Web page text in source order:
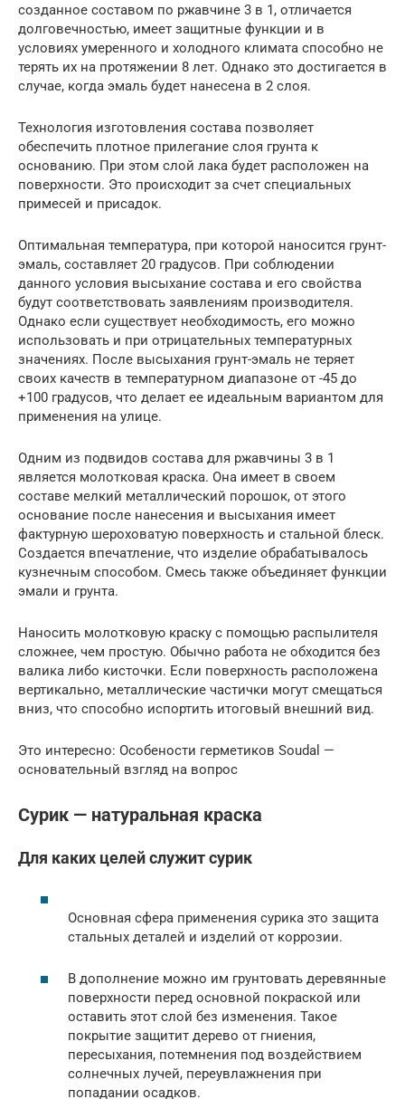
созданное составом по ржавчине 3 в 1, отличается
долговечностью, имеет защитные функции и в
условиях умеренного и холодного климата способно не
терять их на протяжении 8 лет. Однако это достигается в
случае, когда эмаль будет нанесена в 2 слоя.
Технология изготовления состава позволяет
обеспечить плотное прилегание слоя грунта к
основанию. При этом слой лака будет расположен на
поверхности. Это происходит за счет специальных
примесей и присадок.
Оптимальная температура, при которой наносится грунт-
эмаль, составляет 20 градусов. При соблюдении
данного условия высыхание состава и его свойства
будут соответствовать заявлениям производителя.
Однако если существует необходимость, его можно
использовать и при отрицательных температурных
значениях. После высыхания грунт-эмаль не теряет
своих качеств в температурном диапазоне от -45 до
+100 градусов, что делает ее идеальным вариантом для
применения на улице.
Одним из подвидов состава для ржавчины 3 в 1
является молотковая краска. Она имеет в своем
составе мелкий металлический порошок, от этого
основание после нанесения и высыхания имеет
фактурную шероховатую поверхность и стальной блеск.
Создается впечатление, что изделие обрабатывалось
кузнечным способом. Смесь также объединяет функции
эмали и грунта.
Наносить молотковую краску с помощью распылителя
сложнее, чем простую. Обычно работа не обходится без
валика либо кисточки. Если поверхность расположена
вертикально, металлические частички могут смещаться
вниз, что способно испортить итоговый внешний вид.
Это интересно: Особености герметиков Soudal —
основательный взгляд на вопрос
Сурик — натуральная краска
Для каких целей служит сурик
Основная сфера применения сурика это защита
стальных деталей и изделий от коррозии.
В дополнение можно им грунтовать деревянные
поверхности перед основной покраской или
оставить этот слой без изменения. Такое
покрытие защитит дерево от гниения,
пересыхания, потемнения под воздействием
солнечных лучей, переувлажнения при
попадании осадков.